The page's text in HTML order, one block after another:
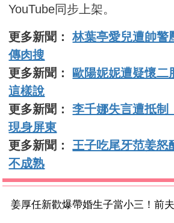
YouTube同步上架。
更多新聞：林葉亭愛兒遭帥
傳肉搜
更多新聞：
歐陽妮妮遭疑懷
這樣說
更多新聞：李千娜失言遭抵
現身屏東
更多新聞： 王子吃尾牙范姜
不成熟
姜厚任新歡爆帶婚生子當小三！前